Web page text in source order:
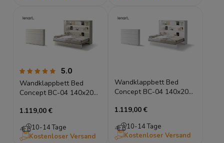
5.0
Wandklappbett Bed
Concept BC-04 140x200
Lenart Gästebett Kashmir
1.119,00 €
10-14 Tage
Kostenloser Versand
Wandklappbett Bed
Concept BC-04 140x200
Lenart Gästebett Weiß
1.119,00 €
10-14 Tage
Kostenloser Versand